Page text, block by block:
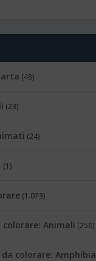
(48)
(23)
(24)
(1)
(1.073)
colorare: Animali (256)
da colorare: Amphibia